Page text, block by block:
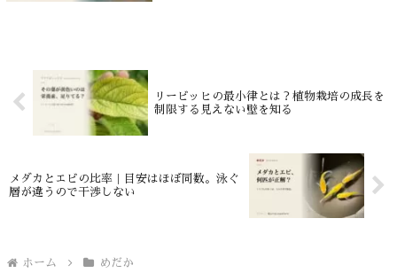
リービッヒの最小律とは？植物栽培の成長を
制限する見えない壁を知る
メダカとエビの比率｜目安はほぼ同数。泳ぐ
層が違うので干渉しない
ホーム めだか